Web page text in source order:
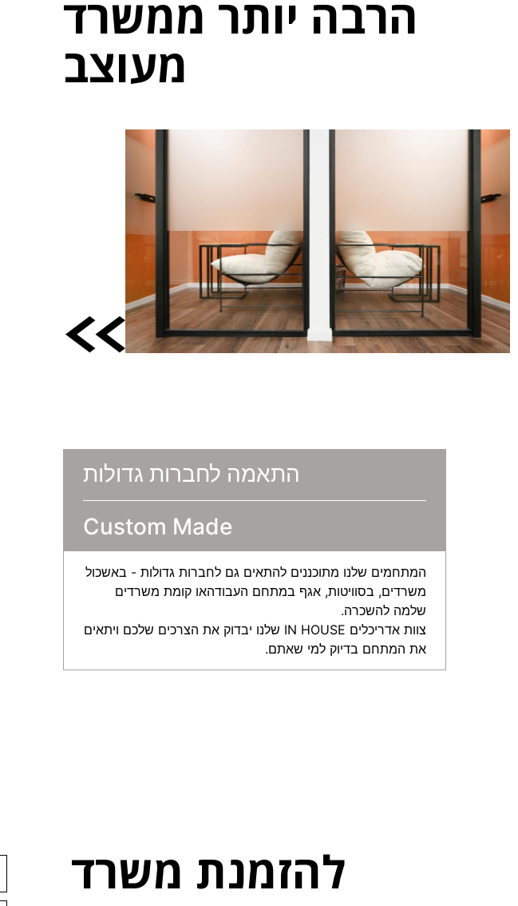
הרבה יותר ממשרד
מעוצב
התאמה לחברות גדולות
Custom Made
המתחמים שלנו מתוכננים להתאים גם לחברות גדולות - באשכול
משרדים, בסוויטות, אגף במתחם העבודהאו קומת משרדים
שלמה להשכרה.
צוות אדריכלים IN HOUSE שלנו יבדוק את הצרכים שלכם ויתאים
את המתחם בדיוק למי שאתם.
להזמנת משרד